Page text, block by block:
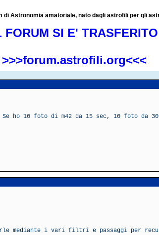
di Astronomia amatoriale, nato dagli astrofili per gli
FORUM SI E' TRASFERITO
>>>forum.astrofili.org<<<
ho 10 foto di m42 da 15 sec, 10 foto da
mediante i vari filtri e passaggi